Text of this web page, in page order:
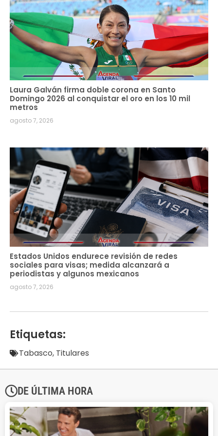
Laura Galván firma doble corona en Santo
Domingo 2026 al conquistar el oro en los 10 mil
metros
agosto 7, 2026
Estados Unidos endurece revisión de redes
sociales para visas; medida alcanzará a
periodistas y algunos mexicanos
agosto 7, 2026
Etiquetas:
Tabasco, Titulares
DE ÚLTIMA HORA